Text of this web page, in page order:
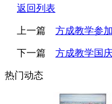
返回列表
上一篇 方成教学参
下一篇 方成教学国
热门动态